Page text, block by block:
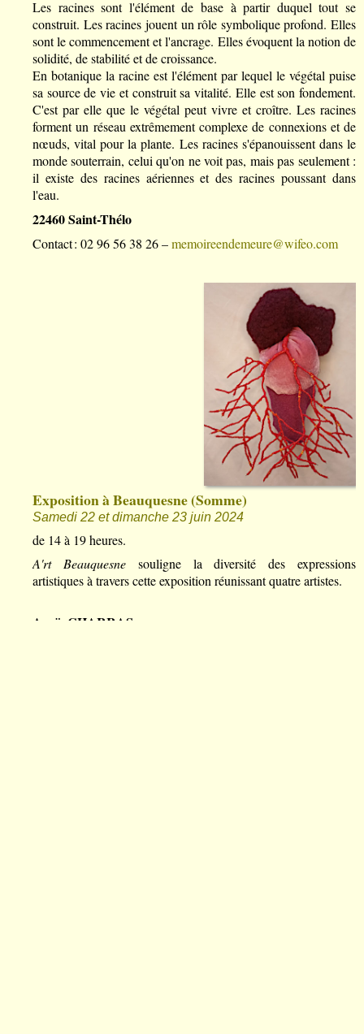
Les racines sont l'élément de base à partir duquel tout se
construit. Les racines jouent un rôle symbolique profond. Elles
sont le commencement et l'ancrage. Elles évoquent la notion de
solidité, de stabilité et de croissance.
En botanique la racine est l'élément par lequel le végétal puise
sa source de vie et construit sa vitalité. Elle est son fondement.
C'est par elle que le végétal peut vivre et croître. Les racines
forment un réseau extrêmement complexe de connexions et de
nœuds, vital pour la plante. Les racines s'épanouissent dans le
monde souterrain, celui qu'on ne voit pas, mais pas seulement :
il existe des racines aériennes et des racines poussant dans
l'eau.
22460 Saint-Thélo
Contact : 02 96 56 38 26 –memoireendemeure@wifeo.com
Exposition à Beauquesne (Somme)
Samedi 22 et dimanche 23 juin 2024
de 14 à 19 heures.
A'rt Beauquesnesouligne la diversité des expressions
artistiques à travers cette exposition réunissant quatre artistes.
Anaïs CHARRAS